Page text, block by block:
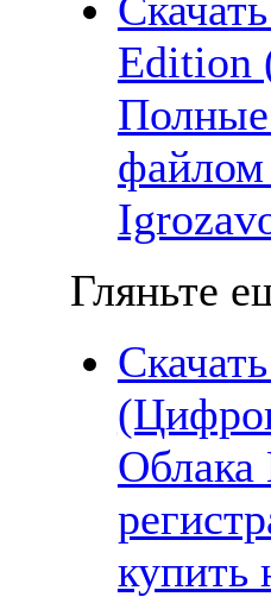
Edition
Полные
файлом
Гляньте
Облака